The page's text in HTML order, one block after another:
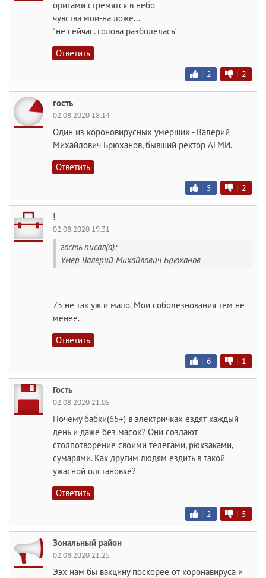
оригами стремятся в небо
чувства мои-на ложе...
"не сейчас. голова разболелась"
Ответить
| 2 | 2
гость
02.08.2020 18:14
Один из короновирусных умерших - Валерий
Михайлович Брюханов, бывший ректор АГМИ.
Ответить
| 5 | 2
!
02.08.2020 19:31
гость писал(а):
Умер Валерий Михайлович Брюханов
75 не так уж и мало. Мои соболезнования тем не
менее.
Ответить
| 6 | 1
Гость
02.08.2020 21:05
Почему бабки(65+) в электричках ездят каждый
день и даже без масок? Они создают
столпотворение своими телегами, рюкзаками,
сумарями. Как другим людям ездить в такой
ужасной одстановке?
Ответить
| 2 | 5
Зональный район
02.08.2020 21:25
Ээх нам бы вакцину поскорее от коронавируса и